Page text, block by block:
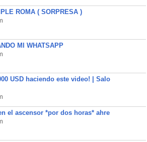
ROMA ( SORPRESA )
MI WHATSAPP
USD haciendo este video! | Salo
el ascensor *por dos horas* ahre